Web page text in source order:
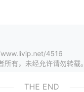
4516
所有，未经允许请勿转载。
THE END